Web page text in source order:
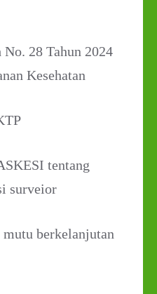
No. 28 Tahun 2024
Kesehatan
tentang
surveior
berkelanjutan